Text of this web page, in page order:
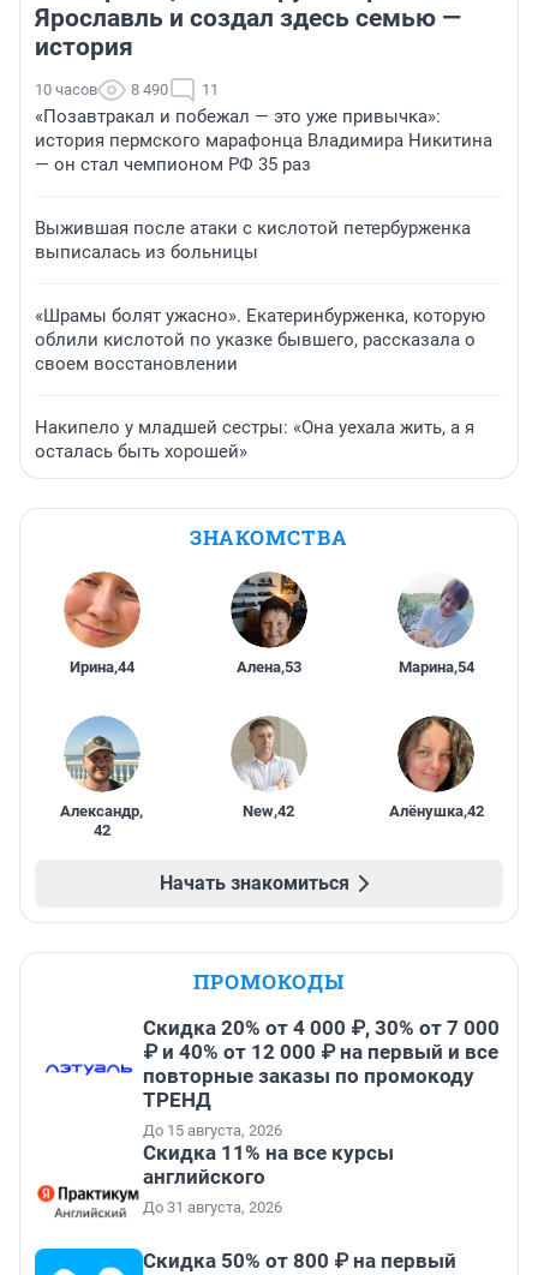
Ярославль и создал здесь семью —
история
10 часов 8 490 11
«Позавтракал и побежал — это уже привычка»:
история пермского марафонца Владимира Никитина
— он стал чемпионом РФ 35 раз
Выжившая после атаки с кислотой петербурженка
выписалась из больницы
«Шрамы болят ужасно». Екатеринбурженка, которую
облили кислотой по указке бывшего, рассказала о
своем восстановлении
Накипело у младшей сестры: «Она уехала жить, а я
осталась быть хорошей»
ЗНАКОМСТВА
Ирина,44 Алена,53 Марина,54
Александр,
42
New,42 Алёнушка,42
Начать знакомиться
ПРОМОКОДЫ
Скидка 20% от 4 000 ₽, 30% от 7 000
₽ и 40% от 12 000 ₽ на первый и все
повторные заказы по промокоду
ТРЕНД
До 15 августа, 2026
Скидка 11% на все курсы
английского
До 31 августа, 2026
Скидка 50% от 800 ₽ на первый